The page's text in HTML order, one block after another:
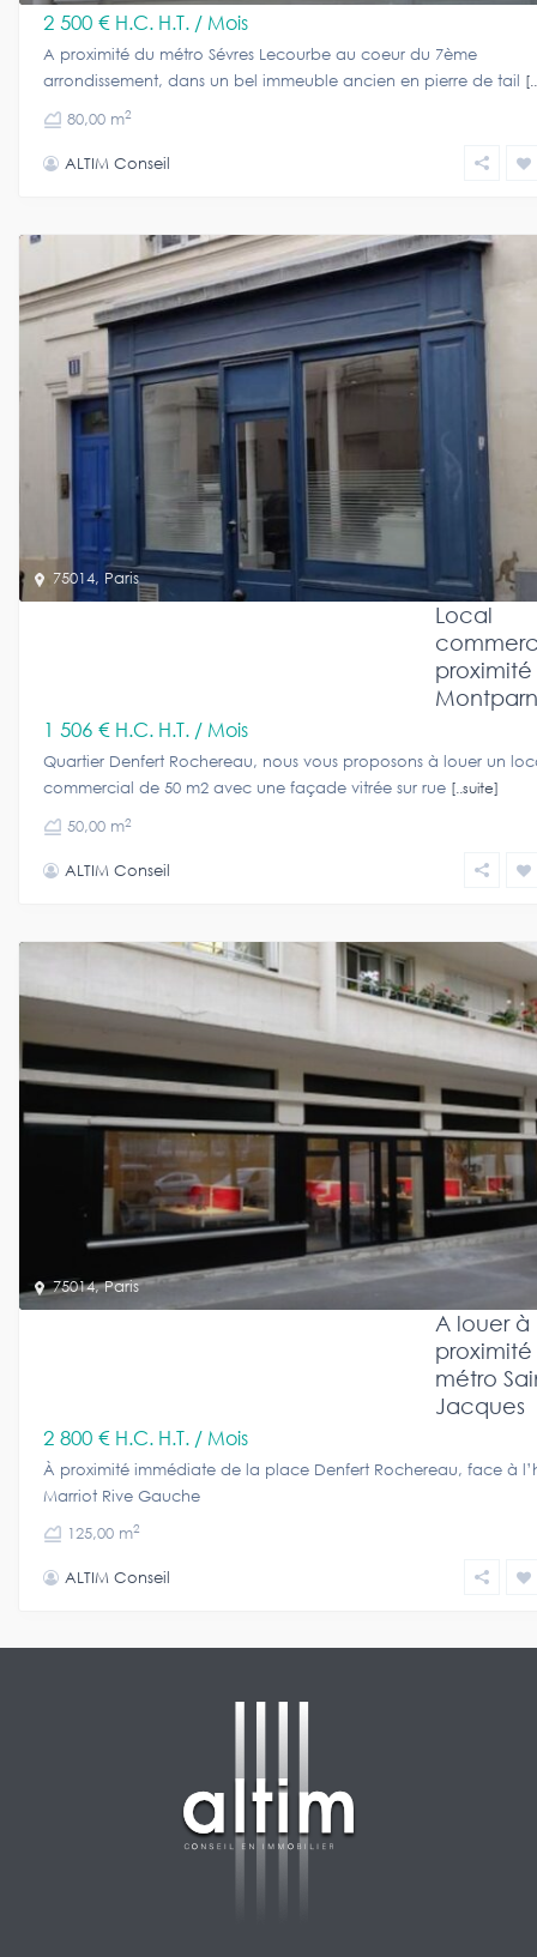
2 500 € H.C. H.T. / Mois
A proximité du métro Sévres Lecourbe au coeur du 7ème
arrondissement, dans un bel immeuble ancien en pierre de tail
80,00 m2
ALTIM Conseil
75014, Paris
Local
1 506 € H.C. H.T. / Mois
Quartier Denfert Rochereau, nous vous proposons à louer un
commercial de 50 m2 avec une façade vitrée sur rue [..suite]
50,00 m2
ALTIM Conseil
75014,Paris
A louer à
métro
Jacques
2 800 € H.C. H.T. / Mois
À proximité immédiate de la place Denfert Rochereau, face à
Marriot Rive Gauche
125,00 m2
ALTIM Conseil